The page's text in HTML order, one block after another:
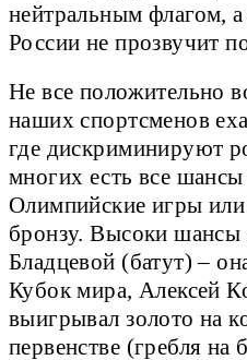
нейтральным флагом,
России не прозвучит
Не все положительно
наших спортсменов
где дискриминируют
многих есть все шансы
Олимпийские игры или
бронзу. Высоки
Бладцевой (батут) –
Кубок мира, Алексей
выигрывал золото на
первенстве (гребля на